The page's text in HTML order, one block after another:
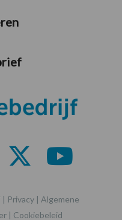
| Privacy | Algemene
| Cookiebeleid